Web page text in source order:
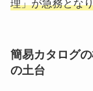
理」が急務とな
簡易カタログ
の土台